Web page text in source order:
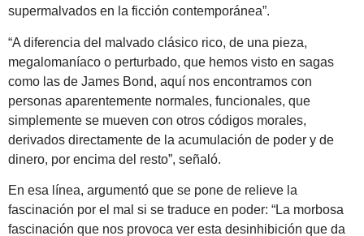
supermalvados en la ficción contemporánea”.
“A diferencia del malvado clásico rico, de una pieza,
megalomaníaco o perturbado, que hemos visto en sagas
como las de James Bond, aquí nos encontramos con
personas aparentemente normales, funcionales, que
simplemente se mueven con otros códigos morales,
derivados directamente de la acumulación de poder y de
dinero, por encima del resto”, señaló.
En esa línea, argumentó que se pone de relieve la
fascinación por el mal si se traduce en poder: “La morbosa
fascinación que nos provoca ver esta desinhibición que da